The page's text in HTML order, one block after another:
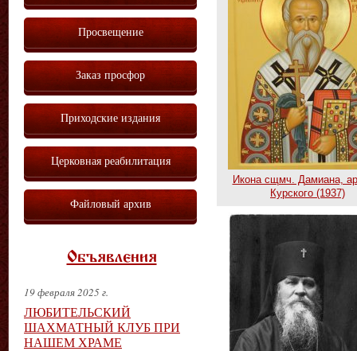
Икона сщмч. Дамиана,
Курского (1937)
Просвещение
Заказ просфор
Приходские издания
Церковная реабилитация
Файловый архив
Объявления
19 февраля 2025 г.
ЛЮБИТЕЛЬСКИЙ
ШАХМАТНЫЙ КЛУБ ПРИ
НАШЕМ ХРАМЕ